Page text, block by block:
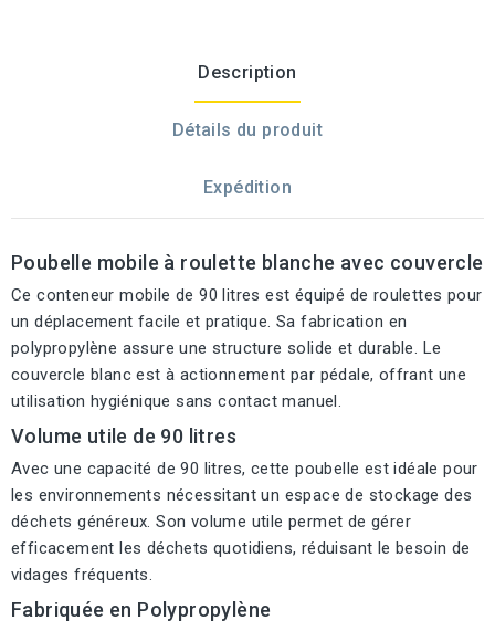
Description
Détails du produit
Expédition
Poubelle mobile à roulette blanche avec couvercle
Ce conteneur mobile de 90 litres est équipé de roulettes pour
un déplacement facile et pratique. Sa fabrication en
polypropylène assure une structure solide et durable. Le
couvercle blanc est à actionnement par pédale, offrant une
utilisation hygiénique sans contact manuel.
Volume utile de 90 litres
Avec une capacité de 90 litres, cette poubelle est idéale pour
les environnements nécessitant un espace de stockage des
déchets généreux. Son volume utile permet de gérer
efficacement les déchets quotidiens, réduisant le besoin de
vidages fréquents.
Fabriquée en Polypropylène